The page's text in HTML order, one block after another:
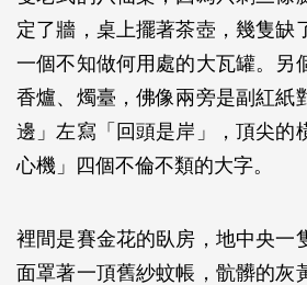
定了牆，桌上擺著茶壺，幾隻缺
一個不知做何用處的大瓦罐。另
香爐、燭臺，佛像兩旁是副紅紙
邊」左寫「回頭是岸」，頂尖的
心機」四個不倫不類的大字。
裡間是賽金花的臥房，地中央一
面罩著一頂舊紗蚊帳，骯髒的灰